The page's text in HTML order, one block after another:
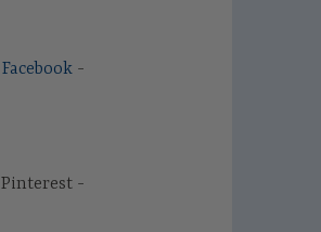
Facebook
Pinterest